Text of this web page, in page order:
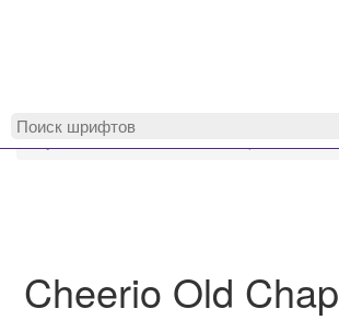
MyFonts.ru
Cheerio Old Chap